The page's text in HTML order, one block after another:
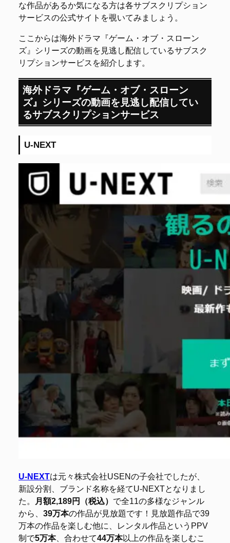
な作品があるか気になる方は各サブスクリプション
サービスの公式サイトを覗いてみましょう。
ここからは海外ドラマ『ゲーム・オブ・スローン
ズ』シリーズの動画を見逃し配信しているサブスク
リプションサービスを紹介します。
海外ドラマ『ゲーム・オブ・スローン
ズ』シリーズの動画を見逃し配信してい
るサブスクリプションサービス
U-NEXT
U-NEXTは元々株式会社USENの子会社でしたが、
新設分割、ブランド名称を経てU-NEXTとなりまし
た。
月額2,189円（税込） で全11の多様なジャンル
から、 39万本の作品が見放題です！見放題作品で39
万本の作品を楽しむ他に、レンタル作品というPPV
制で5万本、合わせて44万本以上の作品を楽しむこ